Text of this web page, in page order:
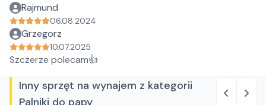
Rajmund
06.08.2024
Grzegorz
10.07.2025
Szczerze polecam👍
Inny sprzęt na wynajem z kategorii
Palniki do papy